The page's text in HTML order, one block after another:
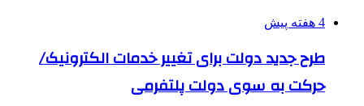
4 هفته پیش
طرح جدید دولت برای تغییر خدمات الکترونیک/
حرکت به سوی دولت پلتفرمی